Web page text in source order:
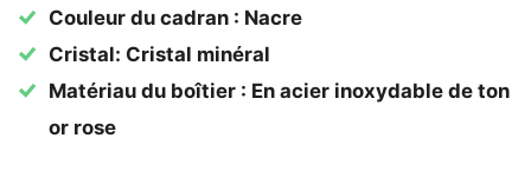
Couleur du cadran : Nacre
Cristal: Cristal minéral
Matériau du boîtier : En acier inoxydable de ton
or rose